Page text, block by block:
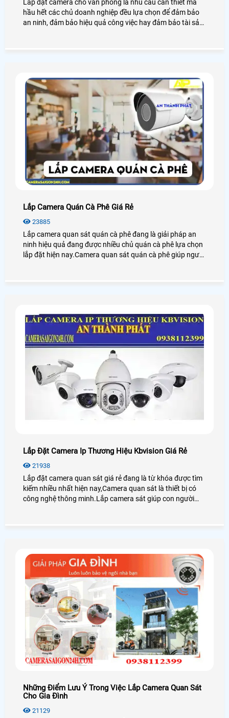
Lắp đặt camera cho văn phòng là nhu cầu cần thiết mà
hầu hết các chủ doanh nghiệp đều lựa chọn để đảm bảo
an ninh, đảm bảo hiệu quả công việc hay đảm bảo tài sản
Lắp Camera Quán Cà Phê Giá Rẻ
23885
Lắp camera quan sát quán cà phê đang là giải pháp an
ninh hiệu quả đang được nhiều chủ quán cà phê lựa chọn
lắp đặt hiện nay.Camera quan sát quán cà phê giúp người
Lắp Đặt Camera Ip Thương Hiệu Kbvision Giá Rẻ
21938
Lắp đặt camera quan sát giá rẻ đang là từ khóa được tìm
kiếm nhiều nhất hiện nay,Camera quan sát là thiết bị có
công nghệ thông minh.Lắp camera sát giúp con người
Những Điểm Lưu Ý Trong Việc Lắp Camera Quan Sát
Cho Gia Đình
21129